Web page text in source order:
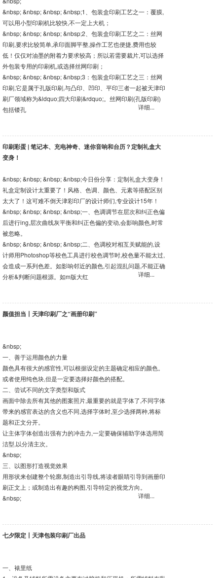
&nbsp; &nbsp; &nbsp; &nbsp;1、包装盒印刷工艺之一：覆膜,
可以用小型印刷机比较快,不一定上大机；
&nbsp; &nbsp; &nbsp; &nbsp;2、包装盒印刷工艺之二：丝网
印刷,要求比较简单,承印面脚平整,操作工艺也便捷,费用也较
低！仅仅对油墨的附着力要求较高；所以若需要裁片,可以选择
外包装专用的印刷机,或选择丝网印刷；
&nbsp; &nbsp; &nbsp; &nbsp;3：包装盒印刷工艺之三：丝网
印刷,它是属于孔版印刷,与凸印、凹印、平印三者一起被天津印
刷厂领域称为&ldquo;四大印刷&rdquo;。丝网印刷(孔版印刷)
包括镂孔
详细...
印刷彩蛋 | 笔记本、充电神奇、迷你音响和台历？定制礼盒大
变身！
&nbsp; &nbsp; &nbsp; &nbsp;今日份分享：定制礼盒大变身！
礼盒定制设计太重要了！风格、色调、颜色、元素等搭配区别
太大了！这可难不倒天津彩印厂的设计师们,专业设计15年！
&nbsp; &nbsp; &nbsp; &nbsp;一、色调调节在层次和纠正色偏
后进行ing,层次曲线灰平衡和纠正色偏的变动,会影响颜色,时常
被忽略。
&nbsp; &nbsp; &nbsp; &nbsp;二、色调校对相互关赋能的,设
计师用Photoshop等校色工具进行校色调节时,校色量不能太过,
会造成一系列色差。如影响邻近的颜色,引起混乱问题,不能正确
分析&判断问题根源。如m版大红
详细...
颜值担当丨天津印刷厂之“画册印刷”
&nbsp;
一、善于运用颜色的力量
颜色具有很大的感官性,可以根据设定的主题确定相应的颜色。
或者使用纯色块,但是一定要选择好颜色的搭配。
二、尝试不同的文字类型和版式
画面中除去所有其他的图案照片,最重要的就是字体了,不同字体
带来的感官表达的含义也不同,选择字体时,至少选择两种,将标
题和正文分开。
让主体字体创造出强有力的冲击力,一定要确保辅助字体选用简
洁型,以分清主次。
&nbsp;
三、以图形打造视觉效果
用形状来创建整个轮廓,制造出引导线,将读者眼睛引导到画册印
刷正文上；或制造出有趣的构图,引导特定的视觉方向。
&nbsp;
详细...
七夕限定丨天津包装印刷厂出品
一、裱里纸